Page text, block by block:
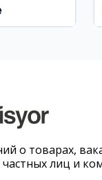
о товарах,
частных лиц и